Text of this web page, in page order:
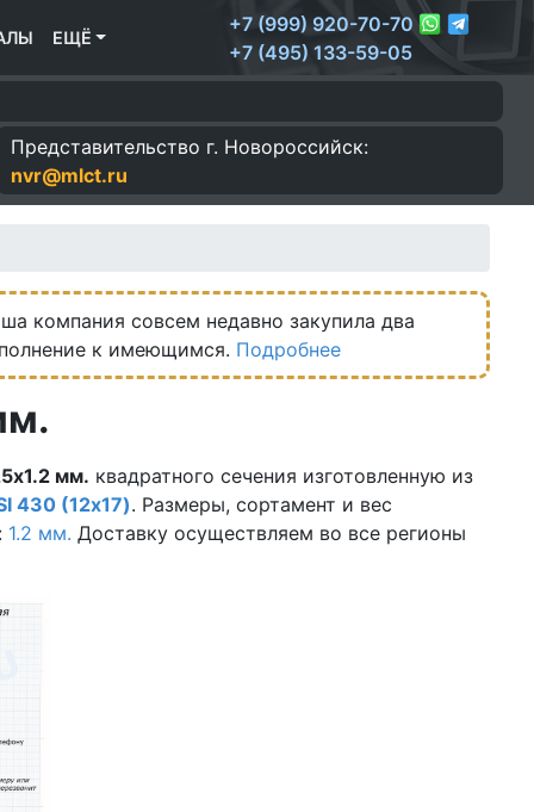
ЕЩЁ
+7 (999) 920-70-70
+7 (495) 133-59-05
Представительство г. Новороссийск:
nvr@mlct.ru
компания совсем недавно закупила два
к имеющимся. Подробнее
мм. квадратного сечения изготовленную из
430 (12х17). Размеры, сортамент и вес
1.2 мм. Доставку осуществляем во все регионы